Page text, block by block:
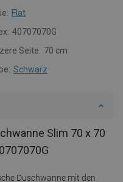
Flat
40707070G
Seite: 70 cm
Schwarz
Slim 70 x 70
Duschwanne mit den